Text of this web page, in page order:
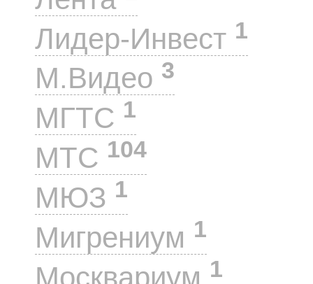
Лидер-Инвест 1
М.Видео 3
МГТС 1
МТС 104
МЮЗ 1
Мигрениум 1
Москвариум 1